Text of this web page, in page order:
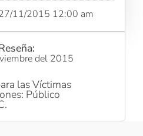
11/2015 12:00 am
del 2015
las Víctimas
Público